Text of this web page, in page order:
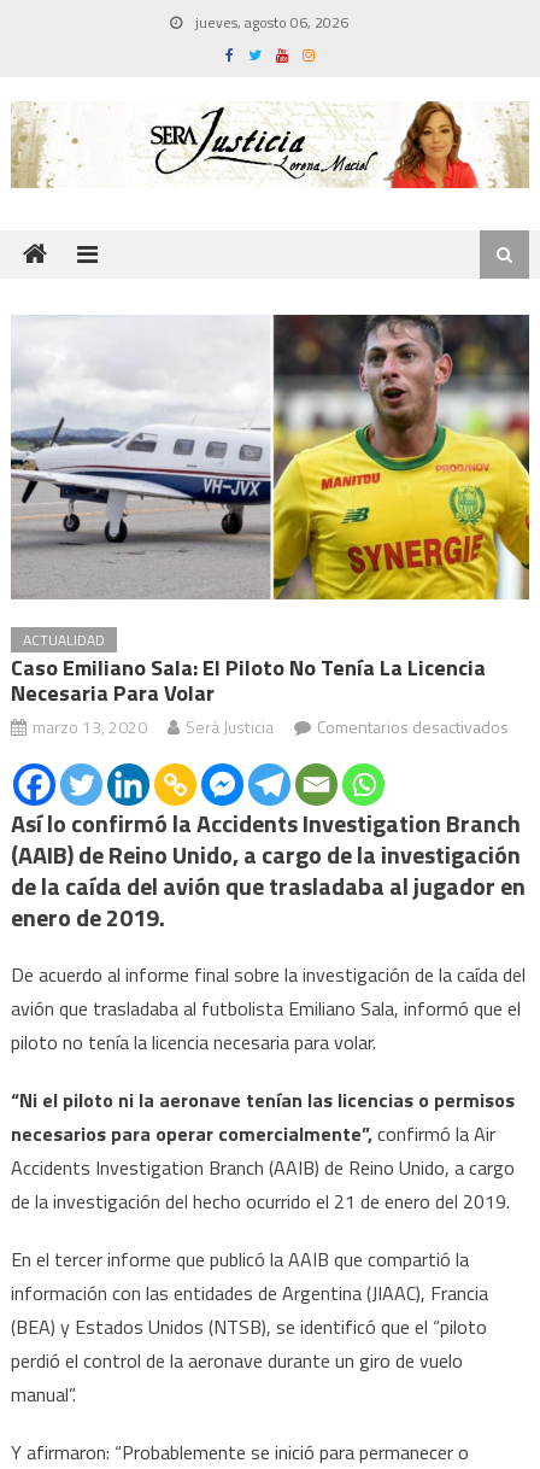
jueves, agosto 06, 2026
ACTUALIDAD
Caso Emiliano Sala: El Piloto No Tenía La Licencia
Necesaria Para Volar
marzo 13, 2020 Será Justicia Comentarios desactivadosen
Sala:
el
la
Así lo confirmó la Accidents Investigation Branch
(AAIB) de Reino Unido, a cargo de la investigación
de la caída del avión que trasladaba al jugador en
enero de 2019.
De acuerdo al informe final sobre la investigación de la caída del
avión que trasladaba al futbolista Emiliano Sala, informó que el
piloto no tenía la licencia necesaria para volar.
“Ni el piloto ni la aeronave tenían las licencias o permisos
necesarios para operar comercialmente”,confirmó la Air
Accidents Investigation Branch (AAIB) de Reino Unido, a cargo
de la investigación del hecho ocurrido el 21 de enero del 2019.
En el tercer informe que publicó la AAIB que compartió la
información con las entidades de Argentina (JIAAC), Francia
(BEA) y Estados Unidos (NTSB), se identificó que el “piloto
perdió el control de la aeronave durante un giro de vuelo
manual”.
Y afirmaron: “Probablemente se inició para permanecer o